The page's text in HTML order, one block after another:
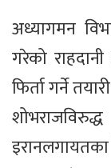
अध्यागमन
गरेको
फिर्ता गर्ने